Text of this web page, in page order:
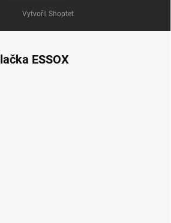
Vytvořil Shoptet
ESSOX